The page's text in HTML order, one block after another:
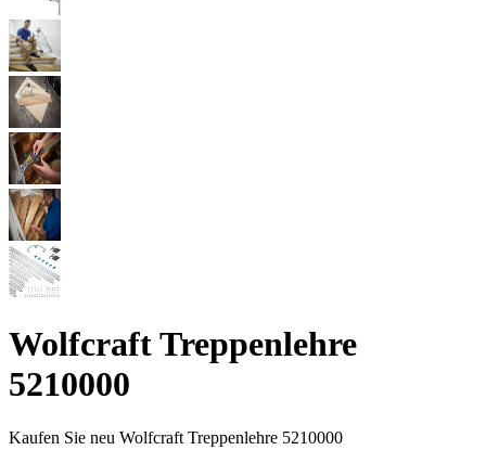
Wolfcraft Treppenlehre
5210000
Kaufen Sie neu Wolfcraft Treppenlehre 5210000